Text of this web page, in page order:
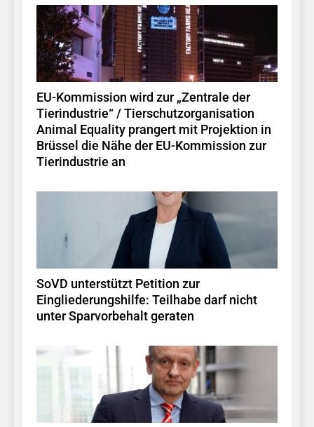
EU-Kommission wird zur „Zentrale der
Tierindustrie“ / Tierschutzorganisation
Animal Equality prangert mit Projektion in
Brüssel die Nähe der EU-Kommission zur
Tierindustrie an
SoVD unterstützt Petition zur
Eingliederungshilfe: Teilhabe darf nicht
unter Sparvorbehalt geraten